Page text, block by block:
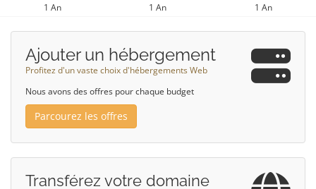
1 An 1 An 1 An
Ajouter un hébergement
Profitez d'un vaste choix d'hébergements Web
Nous avons des offres pour chaque budget
Parcourez les offres
Transférez votre domaine